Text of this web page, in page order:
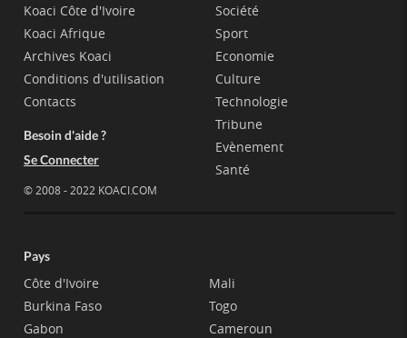
Koaci Côte d'Ivoire
Koaci Afrique
Archives Koaci
Conditions d'utilisation
Contacts
Besoin d'aide ?
Se Connecter
© 2008 - 2022 KOACI.COM
Société
Sport
Economie
Culture
Technologie
Tribune
Evènement
Santé
Pays
Côte d'Ivoire
Burkina Faso
Gabon
Mali
Togo
Cameroun